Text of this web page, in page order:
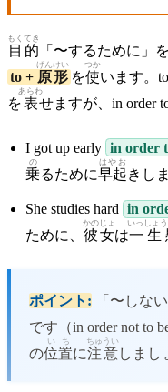
目的
もくてき
「〜するために」
to + 原形
げんけい
を使
つか
います。to
を表
あらわ
せますが、in order
I got up early in order
乗
の
るために早起
はやお
きし
She studies hard in
ために、 彼女
かのじょ
は一生
いっしょ
ポイント: 「〜しな
です（in order not to
の位置
いち
に注意
ちゅうい
しまし